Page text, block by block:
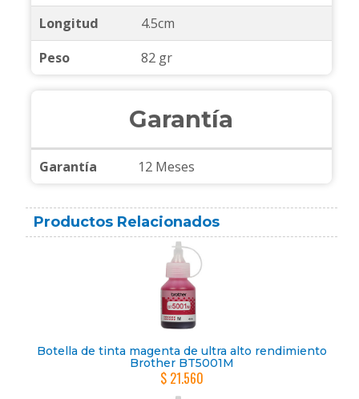
Longitud
4.5cm
Peso
82 gr
Garantía
Garantía 12 Meses
Productos Relacionados
Botella de tinta magenta de ultra alto rendimiento
Brother BT5001M
$ 21.560